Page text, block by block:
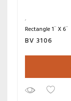
Rectangle 1¨ X 6¨
BV 3106